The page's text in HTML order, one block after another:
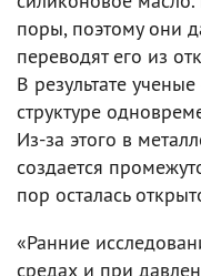
поры, поэтому они
переводят его из
В результате
структуре
Из-за этого в
создается
пор осталась
«Ранние
средах и при